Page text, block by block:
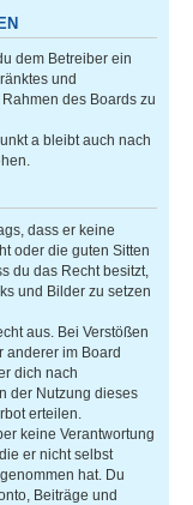
dem Betreiber ein
und
des Boards zu
a bleibt auch nach
dass er keine
oder die guten Sitten
du das Recht besitzt,
und Bilder zu setzen
aus. Bei Verstößen
anderer im Board
dich nach
der Nutzung dieses
erteilen.
keine Verantwortung
er nicht selbst
hat. Du
Beiträge und